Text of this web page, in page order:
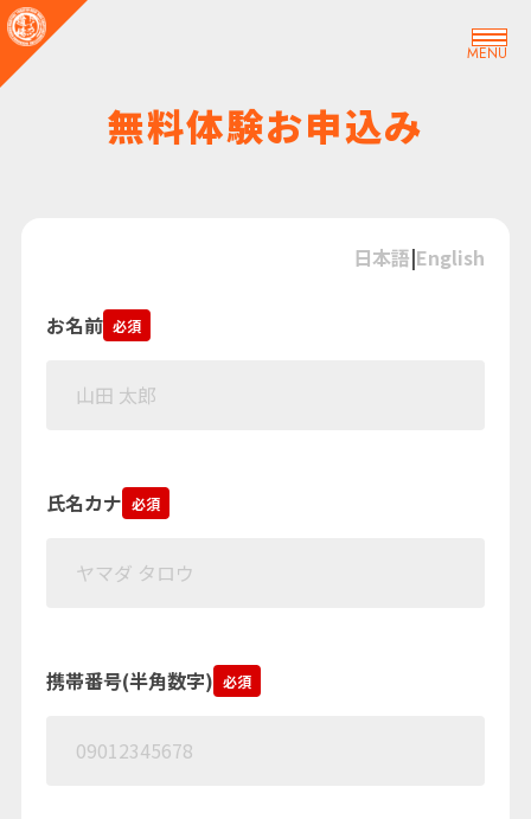
MENU
無料体験お申込み
日本語|English
お名前 必須
氏名カナ 必須
携帯番号(半角数字) 必須